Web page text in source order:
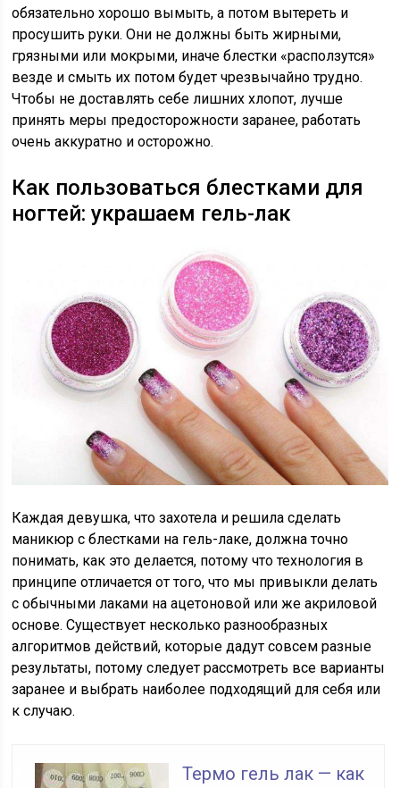
обязательно хорошо вымыть, а потом вытереть и
просушить руки. Они не должны быть жирными,
грязными или мокрыми, иначе блестки «расползутся»
везде и смыть их потом будет чрезвычайно трудно.
Чтобы не доставлять себе лишних хлопот, лучше
принять меры предосторожности заранее, работать
очень аккуратно и осторожно.
Как пользоваться блестками для
ногтей: украшаем гель-лак
Каждая девушка, что захотела и решила сделать
маникюр с блестками на гель-лаке, должна точно
понимать, как это делается, потому что технология в
принципе отличается от того, что мы привыкли делать
с обычными лаками на ацетоновой или же акриловой
основе. Существует несколько разнообразных
алгоритмов действий, которые дадут совсем разные
результаты, потому следует рассмотреть все варианты
заранее и выбрать наиболее подходящий для себя или
к случаю.
Термо гель лак — как